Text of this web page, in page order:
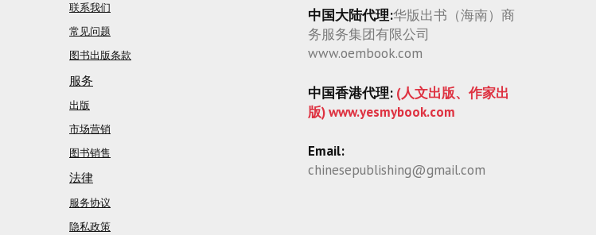
联系我们
常见问题
图书出版条款
服务
出版
市场营销
图书销售
法律
服务协议
隐私政策
中国大陆代理:华版出书（海南）商
务服务集团有限公司
www.oembook.com
中国香港代理: (人文出版、作家出
版) www.yesmybook.com
Email:
chinesepublishing@gmail.com